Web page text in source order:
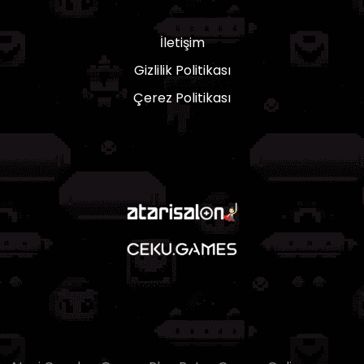
İletişim
Gizlilik Politikası
Çerez Politikası